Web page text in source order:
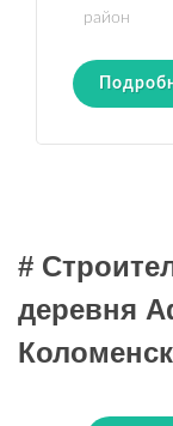
район
#
деревня